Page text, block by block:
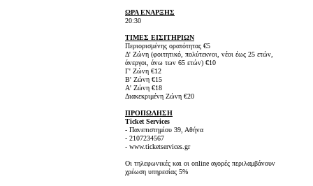
ΩΡΑ ΕΝΑΡΞΗΣ
20:30
ΤΙΜΕΣ ΕΙΣΙΤΗΡΙΩΝ
Περιορισμένης ορατότητας €5
Δ' Ζώνη (φοιτητικό, πολύτεκνοι, νέοι έως 25 ετών,
άνεργοι, άνω των 65 ετών) €10
Γ' Ζώνη €12
Β' Ζώνη €15
Α' Ζώνη €18
Διακεκριμένη Ζώνη €20
ΠΡΟΠΩΛΗΣΗ
Ticket Services
- Πανεπιστημίου 39, Αθήνα
- 2107234567
- www.ticketservices.gr
Οι τηλεφωνικές και οι online αγορές περιλαμβάνουν
χρέωση υπηρεσίας 5%